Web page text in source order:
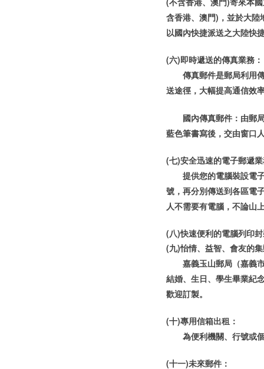
含香港、澳門)，並於大陸
以國內快捷派送之大陸快
(六)即時遞送的傳真業務：
傳真郵件是郵局利用
送途徑，大幅提高通信效
國內傳真郵件：由郵
藍色筆書寫後，交由窗口
(七)安全迅速的電子郵遞
提供您的電腦裝設電
號，再分別傳送到各區電
人不需要有電腦，不論山
(八)快速便利的電腦列印
(九)怡情、益智、會友的
嘉義玉山郵局（嘉義
結婚、生日、學生畢業紀
歡迎訂製。
(十)專用信箱出租：
為便利機關、行號或
(十一)未來郵件：